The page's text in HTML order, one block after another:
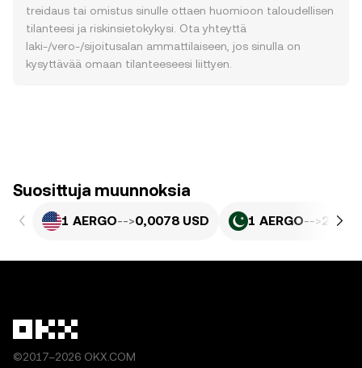
treidaus tai omistus sinulle ottaen huomioon taloudellisen
tilanteesi ja riskinsietokykysi. Ota yhteyttä
laki-/vero-/sijoitusalan ammattilaiseen, jos sinulla on
kysyttävää omaan tilanteeseesi liittyen.
Suosittuja muunnoksia
1 AERGO-->0,0078 USD 1 AERGO-->2,166
©2017–2026 OKX.COM